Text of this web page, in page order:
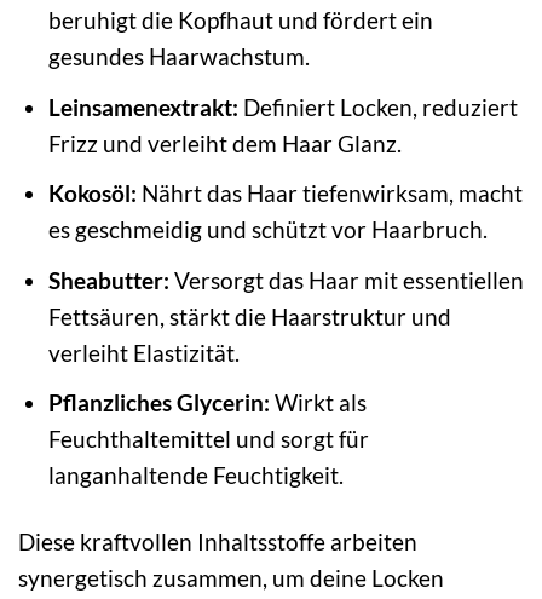
beruhigt die Kopfhaut und fördert ein
gesundes Haarwachstum.
Leinsamenextrakt: Definiert Locken, reduziert
Frizz und verleiht dem Haar Glanz.
Kokosöl: Nährt das Haar tiefenwirksam, macht
es geschmeidig und schützt vor Haarbruch.
Sheabutter: Versorgt das Haar mit essentiellen
Fettsäuren, stärkt die Haarstruktur und
verleiht Elastizität.
Pflanzliches Glycerin: Wirkt als
Feuchthaltemittel und sorgt für
langanhaltende Feuchtigkeit.
Diese kraftvollen Inhaltsstoffe arbeiten
synergetisch zusammen, um deine Locken